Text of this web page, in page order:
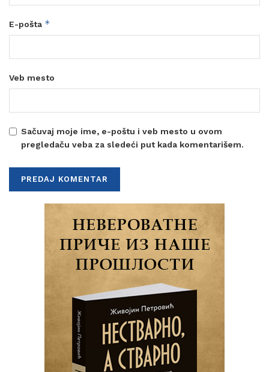
E-pošta *
Veb mesto
Sačuvaj moje ime, e-poštu i veb mesto u ovom
pregledaču veba za sledeći put kada komentarišem.